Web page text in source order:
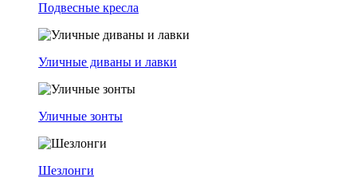
Подвесные кресла
Уличные диваны и лавки
Уличные зонты
Шезлонги